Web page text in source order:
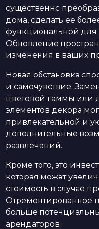
существенно
дома, сделать её
функциональной для
Обновление
изменения в ваших
Новая обстановка
и самочувствие.
цветовой гаммы или
элементов декора
привлекательной и
дополнительные
развлечений.
Кроме того, это
которая может
стоимость в случае
Отремонтированное
больше
арендаторов.